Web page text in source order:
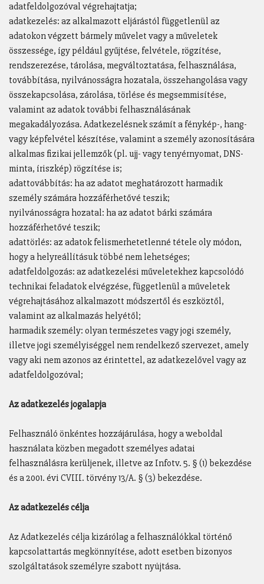
adatfeldolgozóval végrehajtatja;
adatkezelés: az alkalmazott eljárástól függetlenül az
adatokon végzett bármely művelet vagy a műveletek
összessége, így például gyűjtése, felvétele, rögzítése,
rendszerezése, tárolása, megváltoztatása, felhasználása,
továbbítása, nyilvánosságra hozatala, összehangolása vagy
összekapcsolása, zárolása, törlése és megsemmisítése,
valamint az adatok további felhasználásának
megakadályozása. Adatkezelésnek számít a fénykép-, hang-
vagy képfelvétel készítése, valamint a személy azonosítására
alkalmas fizikai jellemzők (pl. ujj- vagy tenyérnyomat, DNS-
minta, íriszkép) rögzítése is;
adattovábbítás: ha az adatot meghatározott harmadik
személy számára hozzáférhetővé teszik;
nyilvánosságra hozatal: ha az adatot bárki számára
hozzáférhetővé teszik;
adattörlés: az adatok felismerhetetlenné tétele oly módon,
hogy a helyreállításuk többé nem lehetséges;
adatfeldolgozás: az adatkezelési műveletekhez kapcsolódó
technikai feladatok elvégzése, függetlenül a műveletek
végrehajtásához alkalmazott módszertől és eszköztől,
valamint az alkalmazás helyétől;
harmadik személy: olyan természetes vagy jogi személy,
illetve jogi személyiséggel nem rendelkező szervezet, amely
vagy aki nem azonos az érintettel, az adatkezelővel vagy az
adatfeldolgozóval;
Az adatkezelés jogalapja
Felhasználó önkéntes hozzájárulása, hogy a weboldal
használata közben megadott személyes adatai
felhasználásra kerüljenek, illetve az Infotv. 5. § (1) bekezdése
és a 2001. évi CVIII. törvény 13/A. § (3) bekezdése.
Az adatkezelés célja
Az Adatkezelés célja kizárólag a felhasználókkal történő
kapcsolattartás megkönnyítése, adott esetben bizonyos
szolgáltatások személyre szabott nyújtása.